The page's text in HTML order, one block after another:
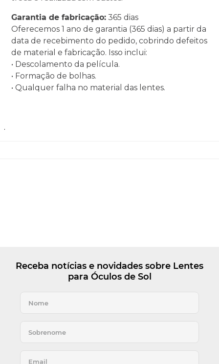
Garantia de fabricação: 365 dias
Oferecemos 1 ano de garantia (365 dias) a partir da
data de recebimento do pedido, cobrindo defeitos
de material e fabricação. Isso inclui:
• Descolamento da película.
• Formação de bolhas.
• Qualquer falha no material das lentes.
.
Receba notícias e novidades sobre Lentes
para Óculos de Sol